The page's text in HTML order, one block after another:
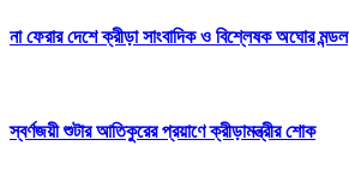
না ফেরার দেশে ক্রীড়া সাংবাদিক ও বিশ্লেষক অঘোর মন্ডল
স্বর্ণজয়ী শুটার আতিকুরের প্রয়াণে ক্রীড়ামন্ত্রীর শোক